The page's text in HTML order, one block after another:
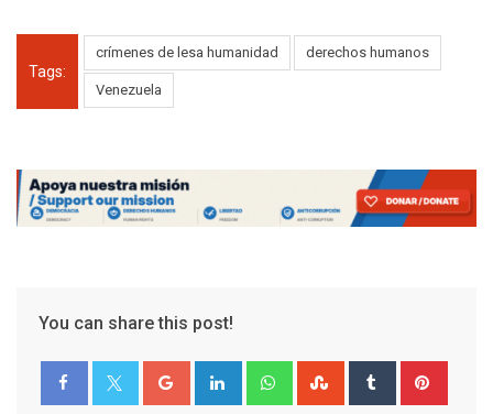
Tags:
crímenes de lesa humanidad derechos humanos
Venezuela
You can share this post!
Google+ LinkedIn WhatsappStumbleUpon
Tumblr